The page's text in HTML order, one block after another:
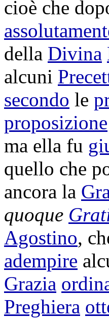
cioè che
della Divina
alcuni
secondo le
proposizione
ma ella fu
quello che
ancora la
quoque
Agostino,
adempire
Grazia
Preghiera